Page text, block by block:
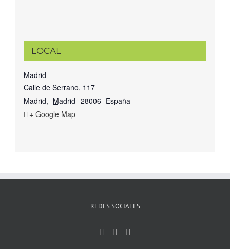
LOCAL
Madrid
Calle de Serrano, 117
Madrid, Madrid 28006 España
+ Google Map
REDES SOCIALES